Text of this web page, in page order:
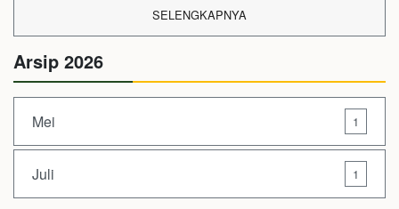
SELENGKAPNYA
Arsip 2026
Mei 1
Juli 1